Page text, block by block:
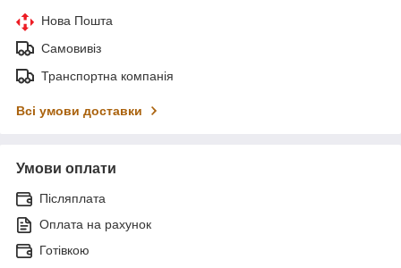
Нова Пошта
Самовивіз
Транспортна компанія
Всі умови доставки
Умови оплати
Післяплата
Оплата на рахунок
Готівкою